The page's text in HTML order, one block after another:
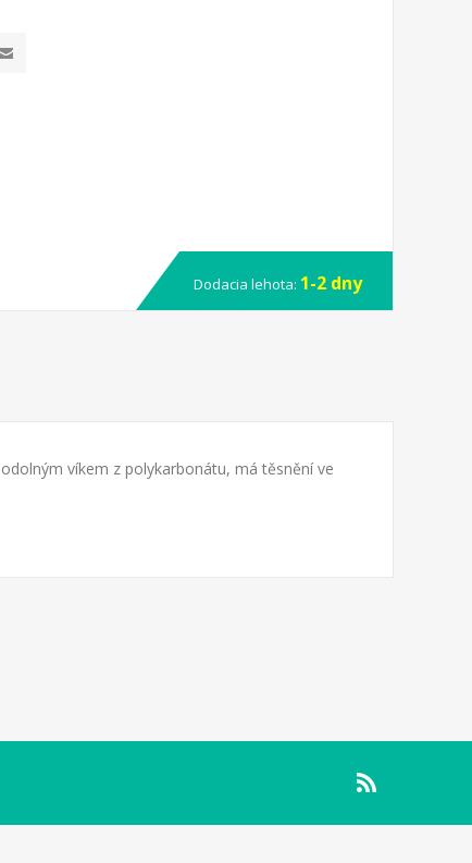
Dodacia lehota: 1-2 dny
víkem z polykarbonátu, má těsnění ve